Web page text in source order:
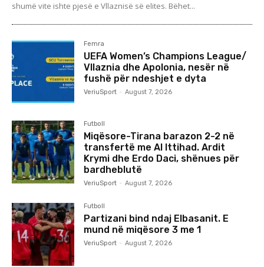
shumë vite ishte pjesë e Vllaznisë së elites. Bëhet...
Femra
UEFA Women’s Champions League/
Vllaznia dhe Apolonia, nesër në
fushë për ndeshjet e dyta
VeriuSport - August 7, 2026
Futboll
Miqësore-Tirana barazon 2-2 në
transfertë me Al Ittihad. Ardit
Krymi dhe Erdo Daci, shënues për
bardheblutë
VeriuSport - August 7, 2026
Futboll
Partizani bind ndaj Elbasanit. E
mund në miqësore 3 me 1
VeriuSport - August 7, 2026